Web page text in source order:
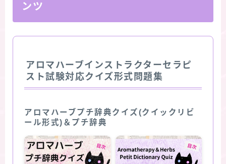
ンツ
アロマハーブインストラクターセラピ
スト試験対応クイズ形式問題集
アロマハーブプチ辞典クイズ(クイックリビ
ール形式)＆プチ辞典